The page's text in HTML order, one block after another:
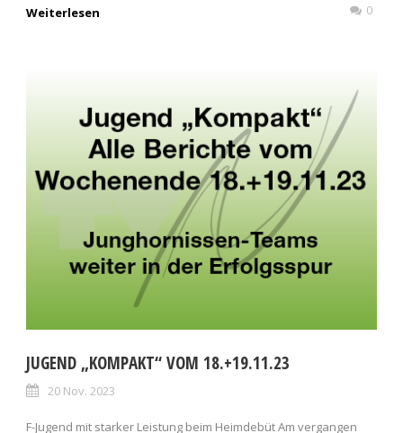
Weiterlesen 0
JUGEND „KOMPAKT“ VOM 18.+19.11.23
20 Nov. 2023
F-Jugend mit starker Leistung beim Heimdebüt Am vergangen